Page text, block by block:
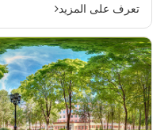
تعرف على المزيد